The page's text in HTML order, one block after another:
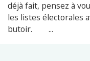
déjà fait, pensez à
les listes électorales
butoir. ...